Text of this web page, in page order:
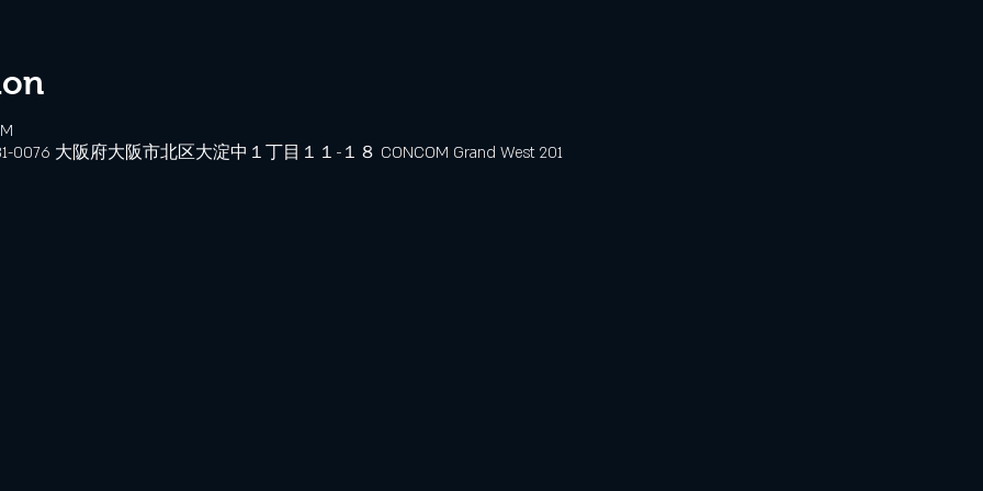
0076 大阪府大阪市北区大淀中１丁目１１−１８ CONCOM Grand West 201